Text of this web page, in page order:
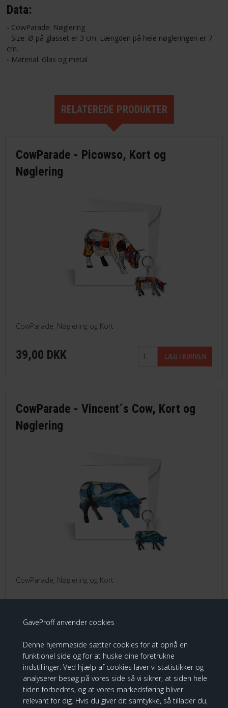
GaveProff anvender cookies
Denne hjemmeside sætter cookies for at opnå en
funktionel side og for at huske dine foretrukne
indstillinger. Ved hjælp af cookies laver vi statistikker og
analyserer besøg på vores side så vi sikrer, at siden hele
tiden forbedres, og at vores markedsføring bliver
relevant for dig. Hvis du giver dit samtykke, så tillader du,
Data:
- CowParade: Nøglering
- Size: Ø på glasset er 3 cm. Længden på hele nøgleringen er 7
cm.
- Material: Glas og metal
RELATEREDE PRODUKTER
CowParade - Picowso, Kort og
Nøglering
CowParade, Nøglering og Kort
39,00 DKK
CowParade - Vincent´s Cow, Kort og
Nøglering
CowParade, Nøglering og Kort
CowParade - For Vincent, Kort og
Nøglering